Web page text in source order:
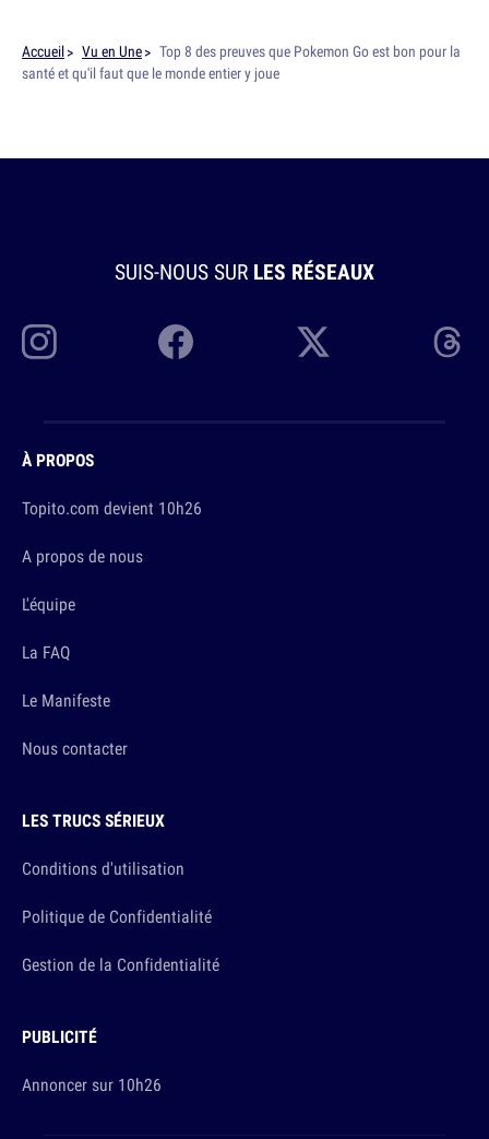
Accueil Vu en Une
Top 8 des preuves que Pokemon Go est bon pour la
santé et qu'il faut que le monde entier y joue
SUIS-NOUS SUR LES RÉSEAUX
À PROPOS
Topito.com devient 10h26
A propos de nous
L'équipe
La FAQ
Le Manifeste
Nous contacter
LES TRUCS SÉRIEUX
Conditions d'utilisation
Politique de Confidentialité
Gestion de la Confidentialité
PUBLICITÉ
Annoncer sur 10h26